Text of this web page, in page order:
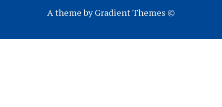
A theme by Gradient Themes ©